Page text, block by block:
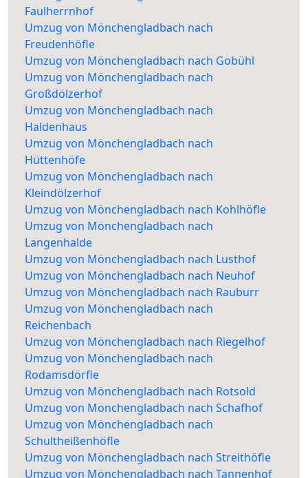
Faulherrnhof
Umzug von Mönchengladbach nach
Freudenhöfle
Umzug von Mönchengladbach nach Gobühl
Umzug von Mönchengladbach nach
Großdölzerhof
Umzug von Mönchengladbach nach
Haldenhaus
Umzug von Mönchengladbach nach
Hüttenhöfe
Umzug von Mönchengladbach nach
Kleindölzerhof
Umzug von Mönchengladbach nach Kohlhöfle
Umzug von Mönchengladbach nach
Langenhalde
Umzug von Mönchengladbach nach Lusthof
Umzug von Mönchengladbach nach Neuhof
Umzug von Mönchengladbach nach Rauburr
Umzug von Mönchengladbach nach
Reichenbach
Umzug von Mönchengladbach nach Riegelhof
Umzug von Mönchengladbach nach
Rodamsdörfle
Umzug von Mönchengladbach nach Rotsold
Umzug von Mönchengladbach nach Schafhof
Umzug von Mönchengladbach nach
Schultheißenhöfle
Umzug von Mönchengladbach nach Streithöfle
Umzug von Mönchengladbach nach Tannenhof